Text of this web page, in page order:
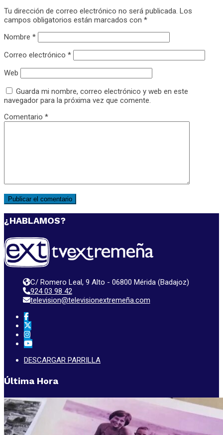
Tu dirección de correo electrónico no será publicada. Los
campos obligatorios están marcados con *
Nombre *
Correo electrónico *
Web
Guarda mi nombre, correo electrónico y web en este
navegador para la próxima vez que comente.
Comentario *
¿HABLAMOS?
C/ Romero Leal, 9 Alto - 06800 Mérida (Badajoz)
924 03 98 42
television@televisionextremeña.com
DESCARGAR PARRILLA
Última Hora